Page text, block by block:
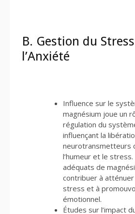
B. Gestion du
l’Anxiété
Influence sur le
magnésium joue un
régulation du
influençant la
neurotransmetteurs
l’humeur et le
adéquats de
contribuer à
stress et à
émotionnel.
Études sur l’impact